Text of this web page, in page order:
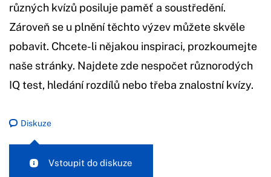
různých kvízů posiluje paměť a soustředění.
Zároveň se u plnění těchto výzev můžete skvěle
pobavit. Chcete-li nějakou inspiraci, prozkoumejte
naše stránky. Najdete zde nespočet různorodých
IQ test, hledání rozdílů nebo třeba znalostní kvízy.
Diskuze
Vstoupit do diskuze